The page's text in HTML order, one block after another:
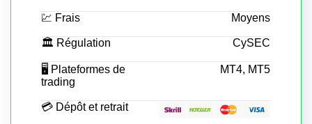
💹 Frais Moyens
🏛 Régulation CySEC
🖥 Plateformes de
trading
MT4, MT5
💳 Dépôt et retrait